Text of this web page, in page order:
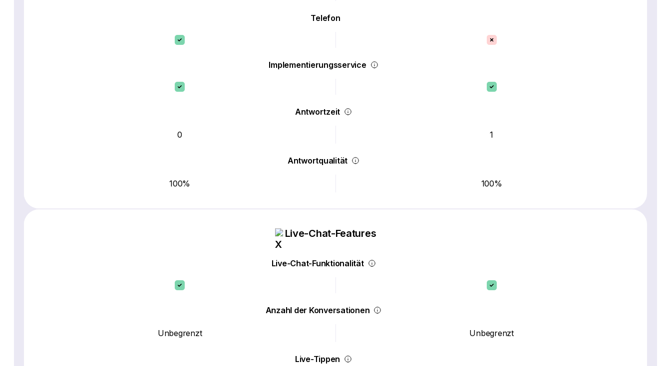
Telefon
Implementierungsservice
Antwortzeit
0 1
Antwortqualität
100% 100%
Live-Chat-Features
Live-Chat-Funktionalität
Anzahl der Konversationen
Unbegrenzt Unbegrenzt
Live-Tippen